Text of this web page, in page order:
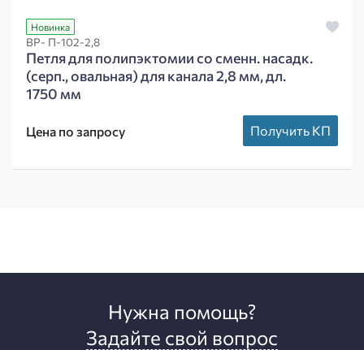
Новинка
ВР- П-102-2,8
Петля для полипэктомии со сменн. насадк.
(серп., овальная) для канала 2,8 мм, дл.
1750 мм
Цена по запросу Получить КП
Нужна помощь?
Задайте свой вопрос